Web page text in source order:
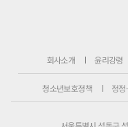
회사소개 윤리강령
청소년보호정책 정정